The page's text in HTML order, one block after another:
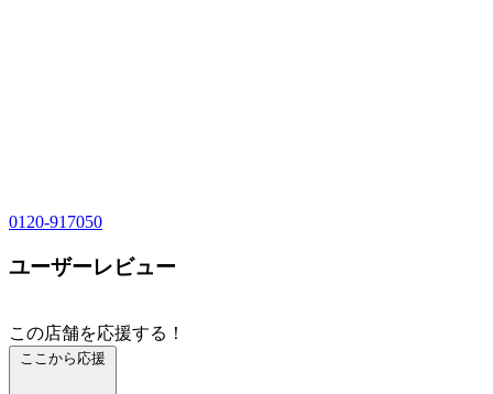
0120-917050
ユーザーレビュー
この店舗を応援する！
ここから応援